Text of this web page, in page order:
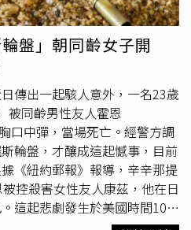
務後，轉向娛樂與媒體事業
也曾與Spotify合作Podcast節
於2023年終止。外界分析認
度日趨冷淡，但她選擇以積極
是進化。」從王室的爭議陰影
己的方式重建品牌與身份。
我甚至不知道自己是否有足夠
。那時沒有計畫。」她回顧離
是想『先撐過這幾年』，在新
來說一直都非常重要。」
可能繼續審理。唐寧街
起訴的決定完全出自CPS，政
首相施凱爾（Sir Keir
守黨政府，稱當時中國尚未
此難以以現有法律起訴。保守
）立即反駁，提出多份部
黨早已把中國視為威脅。保守
罪所需的關鍵文件，暗示首相
Powell）為避免影響對中關
鮑威爾未參與任何與證據提供
問柯林斯（Matthew
證，內容未經修改。安全事務
盤」朝同齡女子開
傳出一起駭人意外，一名23歲
被同齡男性友人霍恩
口中彈，當場死亡。經警方調
輪盤，才釀成這起憾事，目前
《紐約郵報》報導，辛辛那提
控殺害女性友人康茲，他在日
這起悲劇發生於美國時間10月
伴侶共4人在家中打牌，期間霍